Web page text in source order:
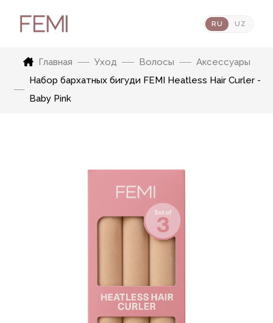
RU UZ
Главная Уход Волосы
Аксессуары
Набор бархатных бигуди FEMI Heatless Hair Curler -
Baby Pink